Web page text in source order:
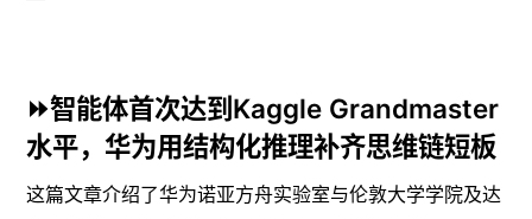
⏩智能体首次达到Kaggle Grandmaster
水平，华为用结构化推理补齐思维链短板
这篇文章介绍了华为诺亚方舟实验室与伦敦大学学院及达